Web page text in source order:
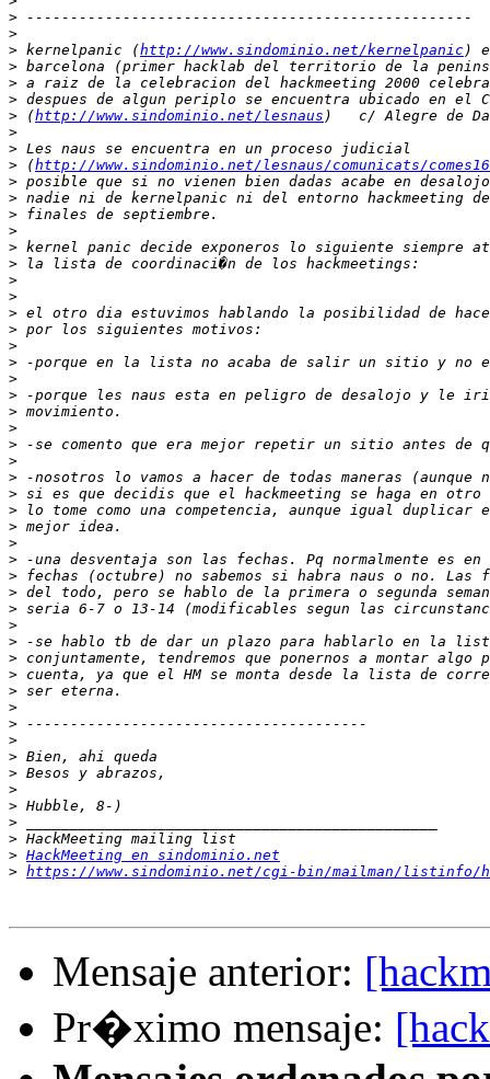
>
>
> kernelpanic (http://www.sindominio.net/kernelpanic
>
>
>
> (http://www.sindominio.net/lesnaus
>
>
> (http://www.sindominio.net/lesnaus/comunicats/
>
>
>
>
>
>
>
>
>
>
>
>
>
>
>
>
>
>
>
>
>
>
>
>
>
>
>
>
>
>
>
>
>
>
>
>
>
>
>
>
>
> HackMeeting en sindominio.net
> https://www.sindominio.net/cgi-bin/mailman/listinfo/
Mensaje anterior:
Pr�ximo mensaje: